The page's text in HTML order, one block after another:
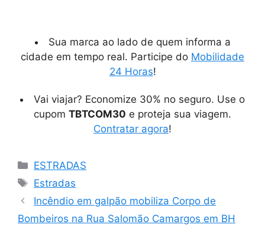
Sua marca ao lado de quem informa a
cidade em tempo real. Participe do Mobilidade
24 Horas!
Vai viajar? Economize 30% no seguro. Use o
cupom TBTCOM30 e proteja sua viagem.
Contratar agora!
Categorias
ESTRADAS
Tags
Estradas
Incêndio em galpão mobiliza Corpo de
Bombeiros na Rua Salomão Camargos em BH